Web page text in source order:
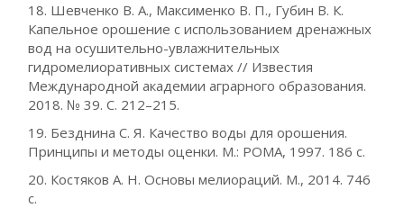
18. Шевченко В. А., Максименко В. П., Губин В. К.
Капельное орошение с использованием дренажных
вод на осушительно-увлажнительных
гидромелиоративных системах // Известия
Международной академии аграрного образования.
2018. № 39. С. 212–215.
19. Безднина С. Я. Качество воды для орошения.
Принципы и методы оценки. М.: РОМА, 1997. 186 с.
20. Костяков А. Н. Основы мелиораций. М., 2014. 746
с.